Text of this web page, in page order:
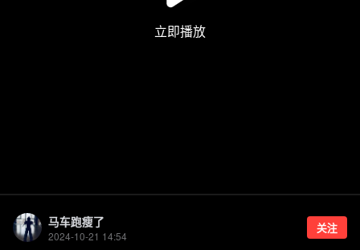
马车跑瘦了
2024-10-21 14:54
关注